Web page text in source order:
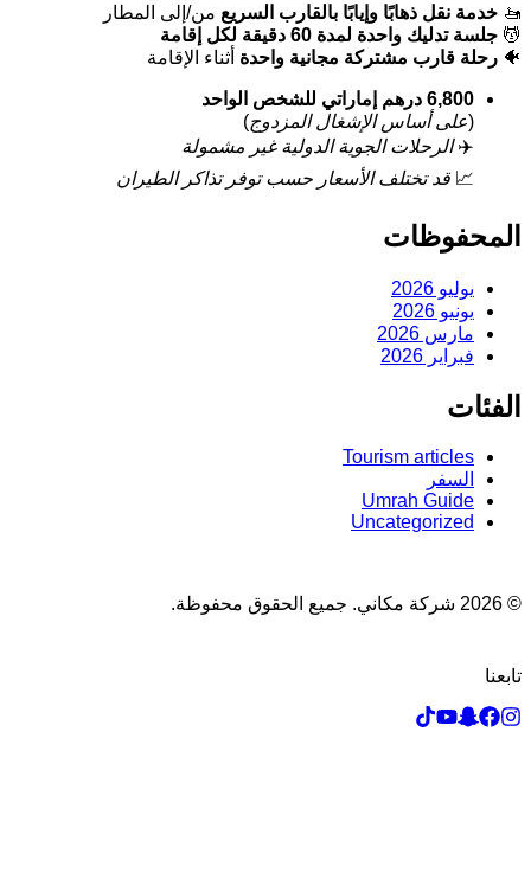
🚤 خدمة نقل ذهابًا وإيابًا بالقارب السريع من/إلى المطار
💆 جلسة تدليك واحدة لمدة 60 دقيقة لكل إقامة
🐠 رحلة قارب مشتركة مجانية واحدة أثناء الإقامة
6,800 درهم إماراتي للشخص الواحد
(على أساس الإشغال المزدوج)
✈️الرحلات الجوية الدولية غير مشمولة
📈 قد تختلف الأسعار حسب توفر تذاكر الطيران
المحفوظات
يوليو 2026
يونيو 2026
مارس 2026
فبراير 2026
الفئات
Tourism articles
السفر
Umrah Guide
Uncategorized
© 2026 شركة مكاني. جميع الحقوق محفوظة.
تابعنا